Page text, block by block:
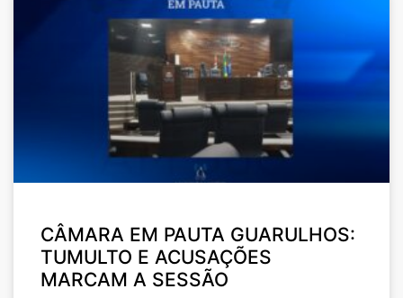
CÂMARA EM PAUTA GUARULHOS:
TUMULTO E ACUSAÇÕES
MARCAM A SESSÃO